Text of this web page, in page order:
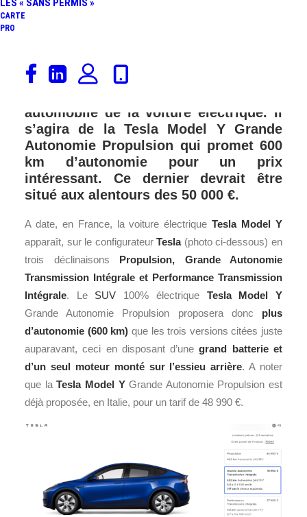
LES « SANS PERMIS »
CARTE
PRO
Dans quelques semaines, en France,
une nouvelle version de la Tesla Model
automobile de la voiture électrique. Il
s’agira de la Tesla Model Y Grande
Autonomie Propulsion qui promet 600
km d’autonomie pour un prix
intéressant. Ce dernier devrait être
situé aux alentours des 50 000 €.
A date, en France, la voiture électriqueTesla Model Y
apparaît, sur le configurateurTesla(photo ci-dessous) en
trois déclinaisons Propulsion, Grande Autonomie
Transmission Intégrale et Performance Transmission
Intégrale. Le SUV 100% électrique Tesla Model Y
Grande Autonomie Propulsion proposera donc plus
d’autonomie (600 km) que les trois versions citées juste
auparavant, ceci en disposant d’unegrand batterie et
d’un seul moteur monté sur l’essieu arrière. A noter
que laTesla Model YGrande Autonomie Propulsion est
déjà proposée, en Italie, pour un tarif de 48 990 €.